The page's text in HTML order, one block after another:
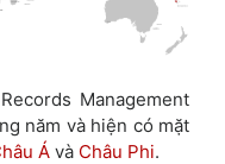
Management
năm và hiện có mặt
Á và Châu Phi.